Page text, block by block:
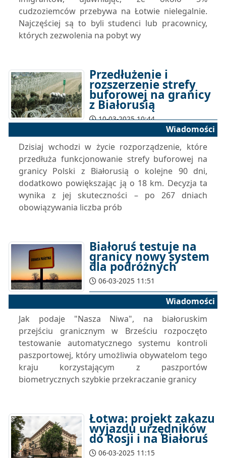
cudzoziemców przebywa na Łotwie nielegalnie.
Najczęściej są to byli studenci lub pracownicy,
których zezwolenia na pobyt wy
Przedłużenie i
rozszerzenie strefy
buforowej na granicy
z Białorusią
10-03-2025 10:44
Wiadomości
Dzisiaj wchodzi w życie rozporządzenie, które
przedłuża funkcjonowanie strefy buforowej na
granicy Polski z Białorusią o kolejne 90 dni,
dodatkowo powiększając ją o 18 km. Decyzja ta
wynika z jej skuteczności – po 267 dniach
obowiązywania liczba prób
Białoruś testuje na
granicy nowy system
dla podróżnych
06-03-2025 11:51
Wiadomości
Jak podaje "Nasza Niwa", na białoruskim
przejściu granicznym w Brześciu rozpoczęto
testowanie automatycznego systemu kontroli
paszportowej, który umożliwia obywatelom tego
kraju korzystającym z paszportów
biometrycznych szybkie przekraczanie granicy
Łotwa: projekt zakazu
wyjazdu urzędników
do Rosji i na Białoruś
06-03-2025 11:15